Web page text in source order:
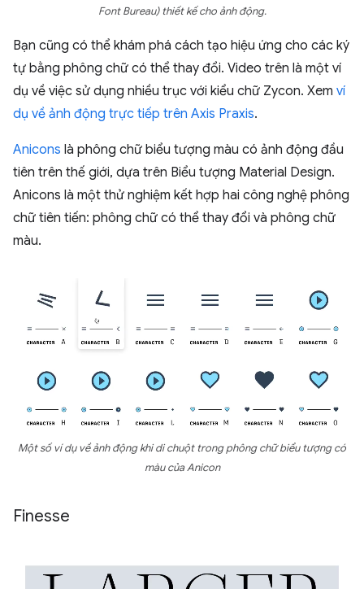
Font Bureau) thiết kế cho ảnh động.
Bạn cũng có thể khám phá cách tạo hiệu ứng cho các ký
tự bằng phông chữ có thể thay đổi. Video trên là một ví
dụ về việc sử dụng nhiều trục với kiểu chữ Zycon. Xem ví
dụ về ảnh động trực tiếp trên Axis Praxis.
Anicons là phông chữ biểu tượng màu có ảnh động đầu
tiên trên thế giới, dựa trên Biểu tượng Material Design.
Anicons là một thử nghiệm kết hợp hai công nghệ phông
chữ tiên tiến: phông chữ có thể thay đổi và phông chữ
màu.
Một số ví dụ về ảnh động khi di chuột trong phông chữ biểu tượng có
màu của Anicon
Finesse